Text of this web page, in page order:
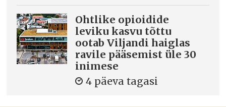
Ohtlike opioidide
leviku kasvu tõttu
ootab Viljandi haiglas
ravile pääsemist üle 30
inimese
4 päeva tagasi